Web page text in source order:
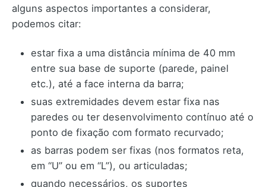
alguns aspectos importantes a considerar,
podemos citar:
estar fixa a uma distância mínima de 40 mm
entre sua base de suporte (parede, painel
etc.), até a face interna da barra;
suas extremidades devem estar fixa nas
paredes ou ter desenvolvimento contínuo até o
ponto de fixação com formato recurvado;
as barras podem ser fixas (nos formatos reta,
em “U” ou em “L”), ou articuladas;
quando necessários, os suportes